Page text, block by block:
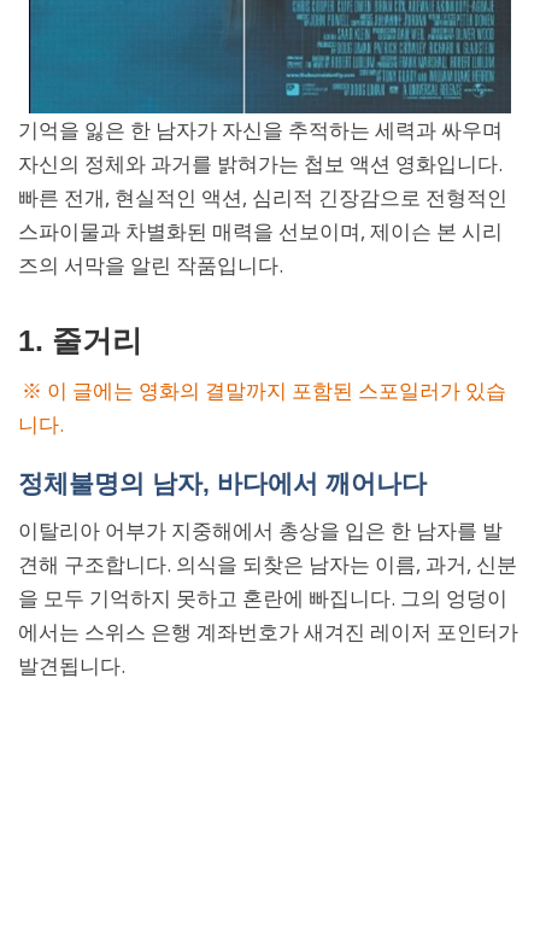
기억을 잃은 한 남자가 자신을 추적하는 세력과 싸우며
자신의 정체와 과거를 밝혀가는 첩보 액션 영화입니다.
빠른 전개, 현실적인 액션, 심리적 긴장감으로 전형적인
스파이물과 차별화된 매력을 선보이며, 제이슨 본 시리
즈의 서막을 알린 작품입니다.
1. 줄거리
※ 이 글에는 영화의 결말까지 포함된 스포일러가 있습
니다.
정체불명의 남자, 바다에서 깨어나다
이탈리아 어부가 지중해에서 총상을 입은 한 남자를 발
견해 구조합니다. 의식을 되찾은 남자는 이름, 과거, 신분
을 모두 기억하지 못하고 혼란에 빠집니다. 그의 엉덩이
에서는 스위스 은행 계좌번호가 새겨진 레이저 포인터가
발견됩니다.